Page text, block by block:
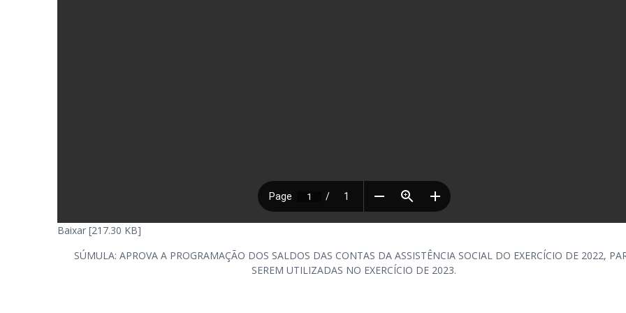
Baixar [217.30 KB]
SÚMULA: APROVA A PROGRAMAÇÃO DOS SALDOS DAS CONTAS DA ASSISTÊNCIA SOCIAL DO EXERCÍCIO DE 2022,
SEREM UTILIZADAS NO EXERCÍCIO DE 2023.